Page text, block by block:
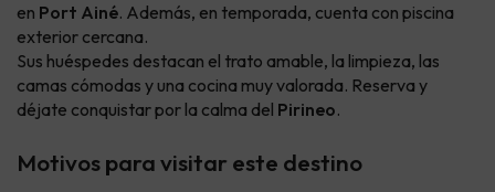
en Port Ainé. Además, en temporada, cuenta con piscina
exterior cercana.
Sus huéspedes destacan el trato amable, la limpieza, las
camas cómodas y una cocina muy valorada. Reserva y
déjate conquistar por la calma del Pirineo.
Motivos para visitar este destino